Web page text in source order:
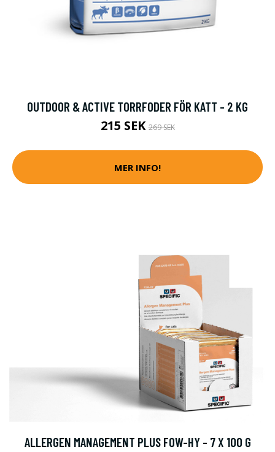
OUTDOOR & ACTIVE TORRFODER FÖR KATT - 2 KG
215 SEK269 SEK
MER INFO!
ALLERGEN MANAGEMENT PLUS FOW-HY - 7 X 100 G